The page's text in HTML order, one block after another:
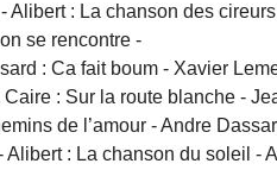
Alibert : La chanson des
se rencontre -
: Ca fait boum - Xavier
: Sur la route blanche -
de l’amour - Andre
Alibert : La chanson du soleil